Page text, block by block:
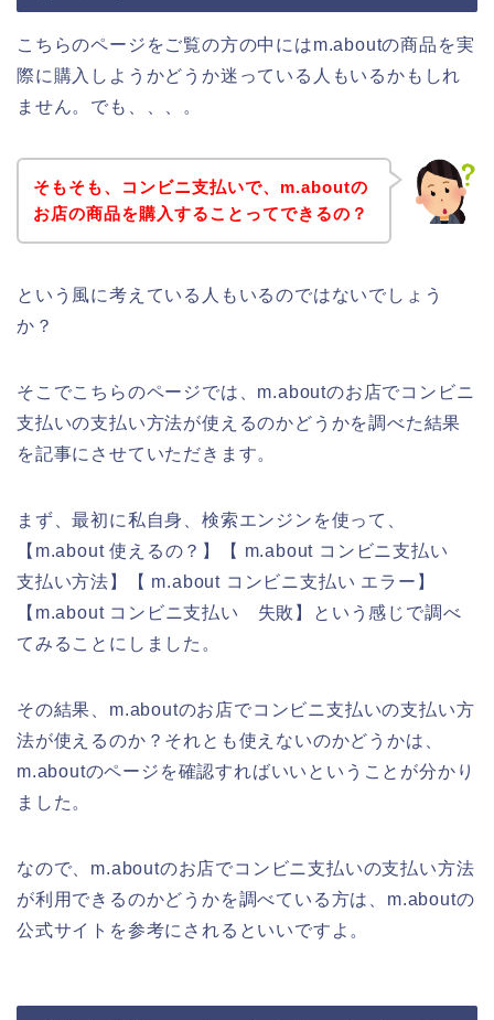
こちらのページをご覧の方の中にはm.aboutの商品を実
際に購入しようかどうか迷っている人もいるかもしれ
ません。でも、、、。
そもそも、コンビニ支払いで、m.aboutの
お店の商品を購入することってできるの？
という風に考えている人もいるのではないでしょう
か？
そこでこちらのページでは、m.aboutのお店でコンビニ
支払いの支払い方法が使えるのかどうかを調べた結果
を記事にさせていただきます。
まず、最初に私自身、検索エンジンを使って、
【m.about 使えるの？】【 m.about コンビニ支払い
支払い方法】【 m.about コンビニ支払い エラー】
【m.about コンビニ支払い 失敗】という感じで調べ
てみることにしました。
その結果、m.aboutのお店でコンビニ支払いの支払い方
法が使えるのか？それとも使えないのかどうかは、
m.aboutのページを確認すればいいということが分かり
ました。
なので、m.aboutのお店でコンビニ支払いの支払い方法
が利用できるのかどうかを調べている方は、m.aboutの
公式サイトを参考にされるといいですよ。